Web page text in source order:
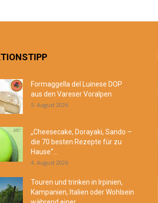
Formaggella del Luinese DOP
aus den Vareser Voralpen
5. August 2026
„Cheesecake, Dorayaki, Sando –
die 70 besten Rezepte für zu
Hause“...
4. August 2026
Touren und trinken in Irpinien,
Kampanien, Italien oder Wohlsein